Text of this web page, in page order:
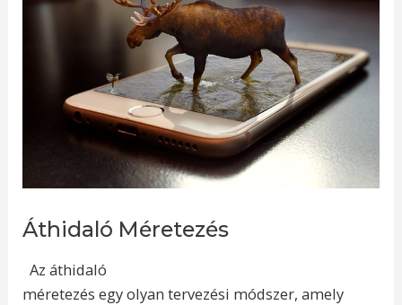
Áthidaló Méretezés
Az áthidaló
méretezés egy olyan tervezési módszer, amely